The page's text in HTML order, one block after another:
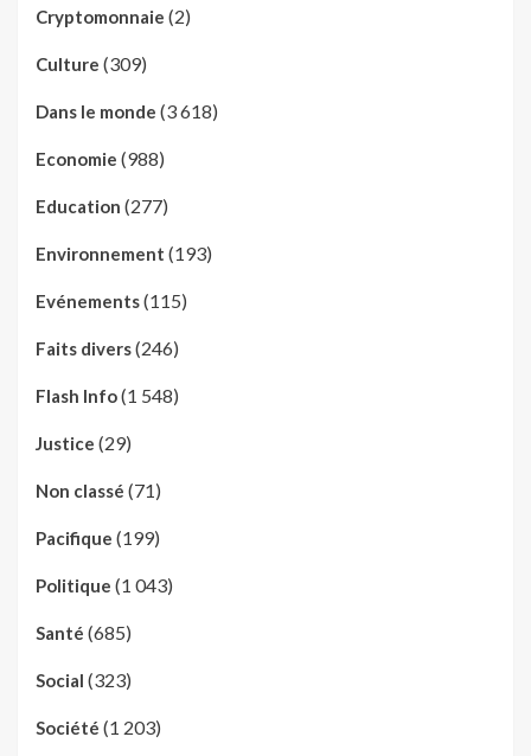
Cryptomonnaie (2)
Culture (309)
Dans le monde (3 618)
Economie (988)
Education (277)
Environnement (193)
Evénements(115)
Faits divers(246)
Flash Info(1 548)
Justice (29)
Non classé (71)
Pacifique (199)
Politique (1 043)
Santé (685)
Social (323)
Société (1 203)